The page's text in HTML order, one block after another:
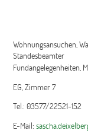
Wohnungsansuchen,
Standesbeamter
Fundangelegenheiten,
EG, Zimmer 7
Tel.: 03577/22521-152
E-Mail: